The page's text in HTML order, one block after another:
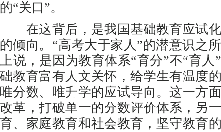
的“关口”。
在这背后，是我国基础教育应试化
的倾向。“高考大于家人”的潜意识之
上说，是因为教育体系“育分”不“育人
础教育富有人文关怀，给学生有温度
唯分数、唯升学的应试导向。这一方
改革，打破单一的分数评价体系，另
育、家庭教育和社会教育，坚守教育